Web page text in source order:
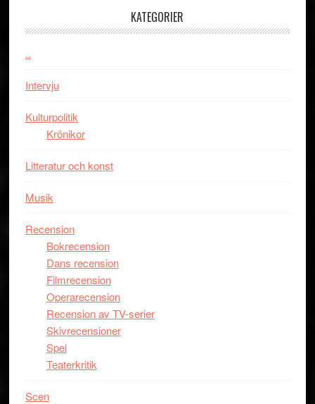
Jackie
Vem
KATEGORIER
..
Intervju
Kulturpolitik
Krönikor
Litteratur och konst
Musik
Recension
Bokrecension
Dans recension
Filmrecension
Operarecension
Recension av TV-serier
Skivrecensioner
Spel
Teaterkritik
Scen